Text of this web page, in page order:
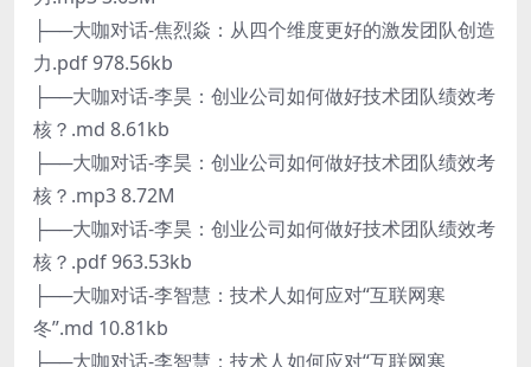
├──大咖对话-焦烈焱：从四个维度更好的激发团队创造
力.pdf 978.56kb
├──大咖对话-李昊：创业公司如何做好技术团队绩效考
核？.md 8.61kb
├──大咖对话-李昊：创业公司如何做好技术团队绩效考
核？.mp3 8.72M
├──大咖对话-李昊：创业公司如何做好技术团队绩效考
核？.pdf 963.53kb
├──大咖对话-李智慧：技术人如何应对“互联网寒
冬”.md 10.81kb
├──大咖对话-李智慧：技术人如何应对“互联网寒